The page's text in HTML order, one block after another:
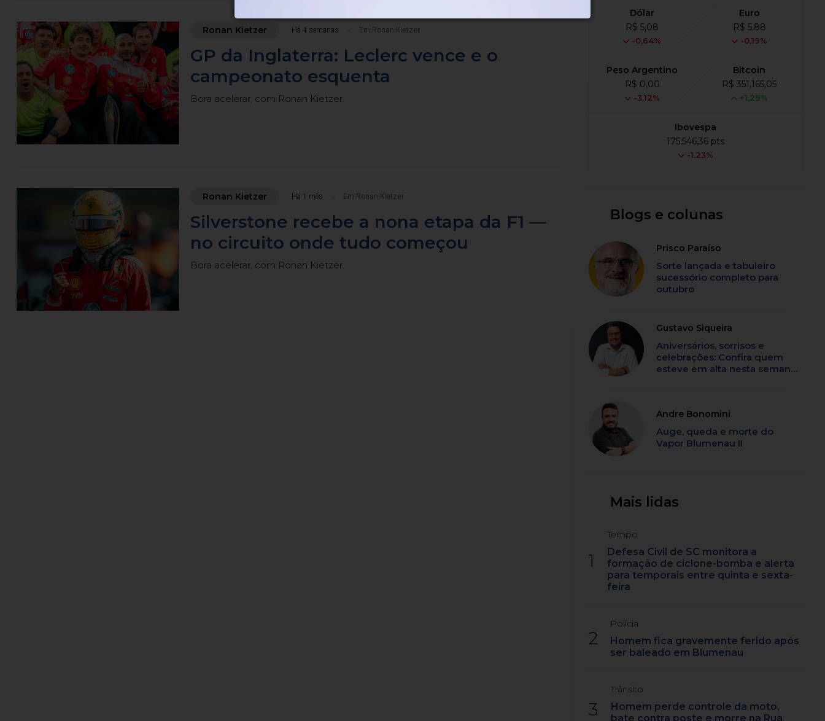
Ronan Kietzer Há 4 semanas Em Ronan Kietzer
GP da Inglaterra: Leclerc vence e o
campeonato esquenta
Bora acelerar, com Ronan Kietzer.
Ronan Kietzer Há 1 mês Em Ronan Kietzer
Silverstone recebe a nona etapa da F1 —
no circuito onde tudo começou
Bora acelerar, com Ronan Kietzer.
Dólar
R$ 5,08
-0,64%
Euro
R$ 5,88
-0,19%
Peso Argentino
R$ 0,00
-3,12%
Bitcoin
R$ 351,165,05
+1,29%
Ibovespa
175,546,36 pts
-1.23%
Blogs e colunas
Prisco Paraíso
Sorte lançada e tabuleiro
sucessório completo para
outubro
Gustavo Siqueira
Aniversários, sorrisos e
celebrações: Confira quem
esteve em alta nesta semana
Andre Bonomini
Auge, queda e morte do
Vapor Blumenau II
Mais lidas
1
Tempo
Defesa Civil de SC monitora a
formação de ciclone-bomba e alerta
para temporais entre quinta e sexta-
feira
2
Polícia
Homem fica gravemente ferido após
ser baleado em Blumenau
3
Trânsito
Homem perde controle da moto,
bate contra poste e morre na Rua